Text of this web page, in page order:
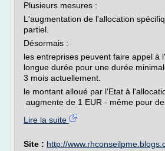
Plusieurs mesures :
L'augmentation de l'allocation
partiel.
Désormais :
les entreprises peuvent faire appel à
longue durée pour une durée
3 mois actuellement.
le montant alloué par l'Etat à
augmente de 1 EUR - même pour
Lire la suite
Site : http://